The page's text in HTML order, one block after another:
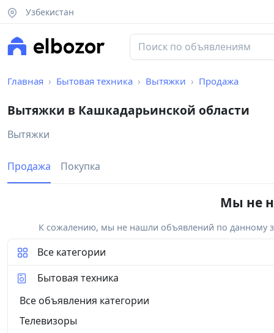
Узбекистан
Главная Бытовая техника Вытяжки Продажа
Вытяжки в Кашкадарьинской области
Вытяжки
Продажа Покупка
Мы не
К сожалению, мы не нашли объявлений по данному
Все категории
Бытовая техника
Все объявления категории
Телевизоры